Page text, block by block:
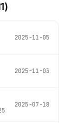
)
2025-11-05
2025-11-03
2025-07-18